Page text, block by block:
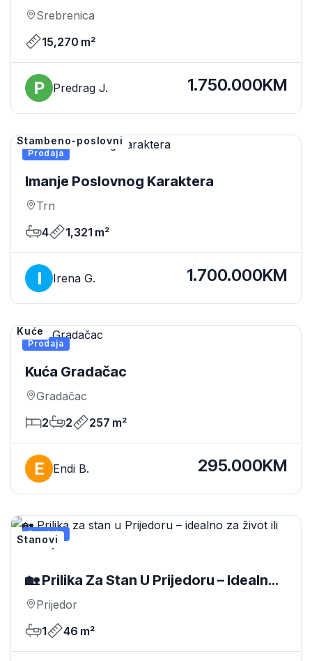
Srebrenica
15,270 m²
Predrag J. 1.750.000KM
Prodaja
Stambeno-poslovni
Imanje Poslovnog Karaktera
Trn
4
1,321 m²
Irena G. 1.700.000KM
Prodaja
Kuće
Kuća Gradačac
Gradačac
2
2 257 m²
Endi B. 295.000KM
Prodaja
Stanovi
🏡 Prilika Za Stan U Prijedoru – Idealno
Za Život Ili Investiciju!
Prijedor
1
46 m²